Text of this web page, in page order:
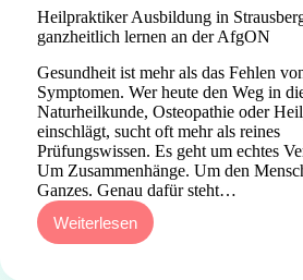
Heilpraktiker Ausbildung in
ganzheitlich lernen an der AfgON
Gesundheit ist mehr als das Fehlen
Symptomen. Wer heute den Weg in
Naturheilkunde, Osteopathie oder
einschlägt, sucht oft mehr als reines
Prüfungswissen. Es geht um echtes
Um Zusammenhänge. Um den
Ganzes. Genau dafür steht…
Weiterlesen
Heilpraktiker
Ausbildung